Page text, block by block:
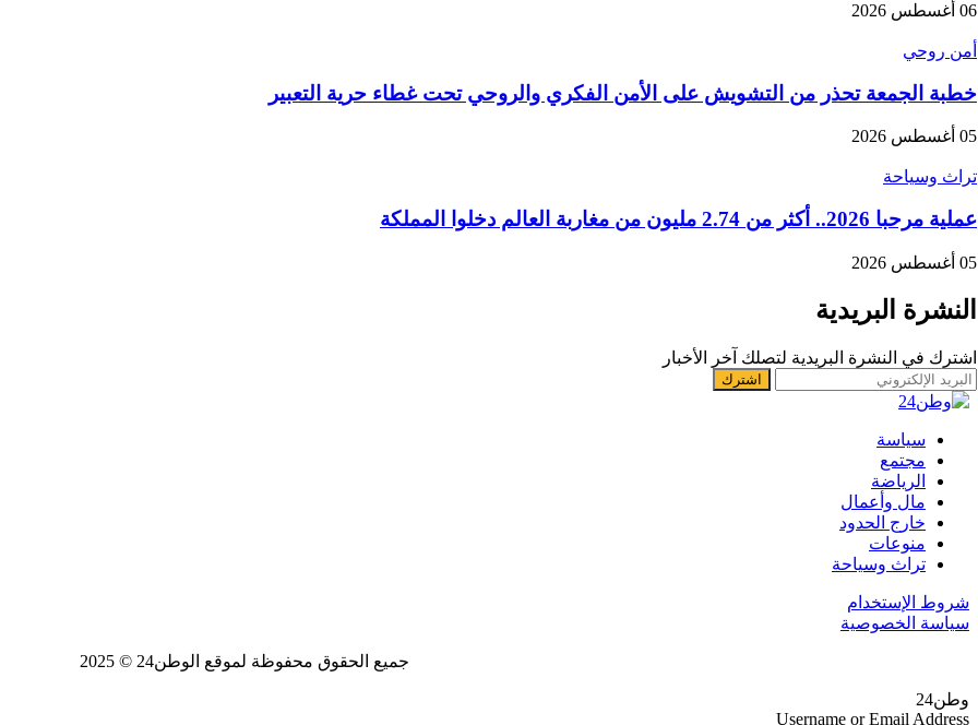
06 أغسطس 2026
أمن روحي
خطبة الجمعة تحذر من التشويش على الأمن الفكري والروحي تحت غطاء حرية التعبير
05 أغسطس 2026
تراث وسياحة
عملية مرحبا 2026.. أكثر من 2.74 مليون من مغاربة العالم دخلوا المملكة
05 أغسطس 2026
النشرة البريدية
اشترك في النشرة البريدية لتصلك آخر الأخبار
سياسة
مجتمع
الرياضة
مال وأعمال
خارج الحدود
منوعات
تراث وسياحة
شروط الإستخدام
سياسة الخصوصية
جميع الحقوق محفوظة لموقع الوطن24 © 2025
وطن24
Username or Email Address